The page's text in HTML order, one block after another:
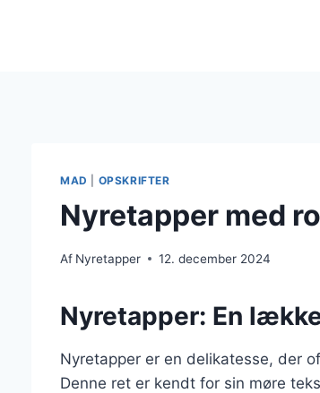
MAD OPSKRIFTER
Nyretapper med
Af Nyretapper 12. december 2024
Nyretapper: En
Nyretapper er en delikatesse, der
Denne ret er kendt for sin møre